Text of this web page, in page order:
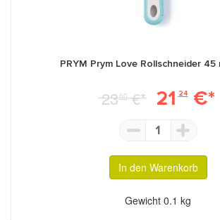
PRYM Prym Love Rollschneider 45
2360€* 21 24€*
1
In den Warenkorb
Gewicht 0.1 kg